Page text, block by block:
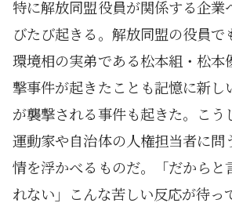
特に解放同盟役員が関係する企業
びたび起きる。解放同盟の役員
環境相の実弟である松本組・松本
撃事件が起きたことも記憶に新し
が襲撃される事件も起きた。こう
運動家や自治体の人権担当者に問
情を浮かべるものだ。「だからと
れない」こんな苦しい反応が待っ